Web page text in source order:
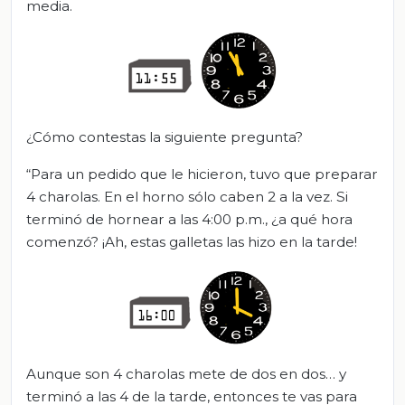
media.
¿Cómo contestas la siguiente pregunta?
“Para un pedido que le hicieron, tuvo que preparar
4 charolas. En el horno sólo caben 2 a la vez. Si
terminó de hornear a las 4:00 p.m., ¿a qué hora
comenzó? ¡Ah, estas galletas las hizo en la tarde!
Aunque son 4 charolas mete de dos en dos… y
terminó a las 4 de la tarde, entonces te vas para